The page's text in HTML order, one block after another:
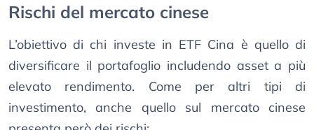
Rischi del mercato cinese
L’obiettivo di chi investe in ETF Cina è quello di
diversificare il portafoglio includendo asset a più
elevato rendimento. Come per altri tipi di
investimento, anche quello sul mercato cinese